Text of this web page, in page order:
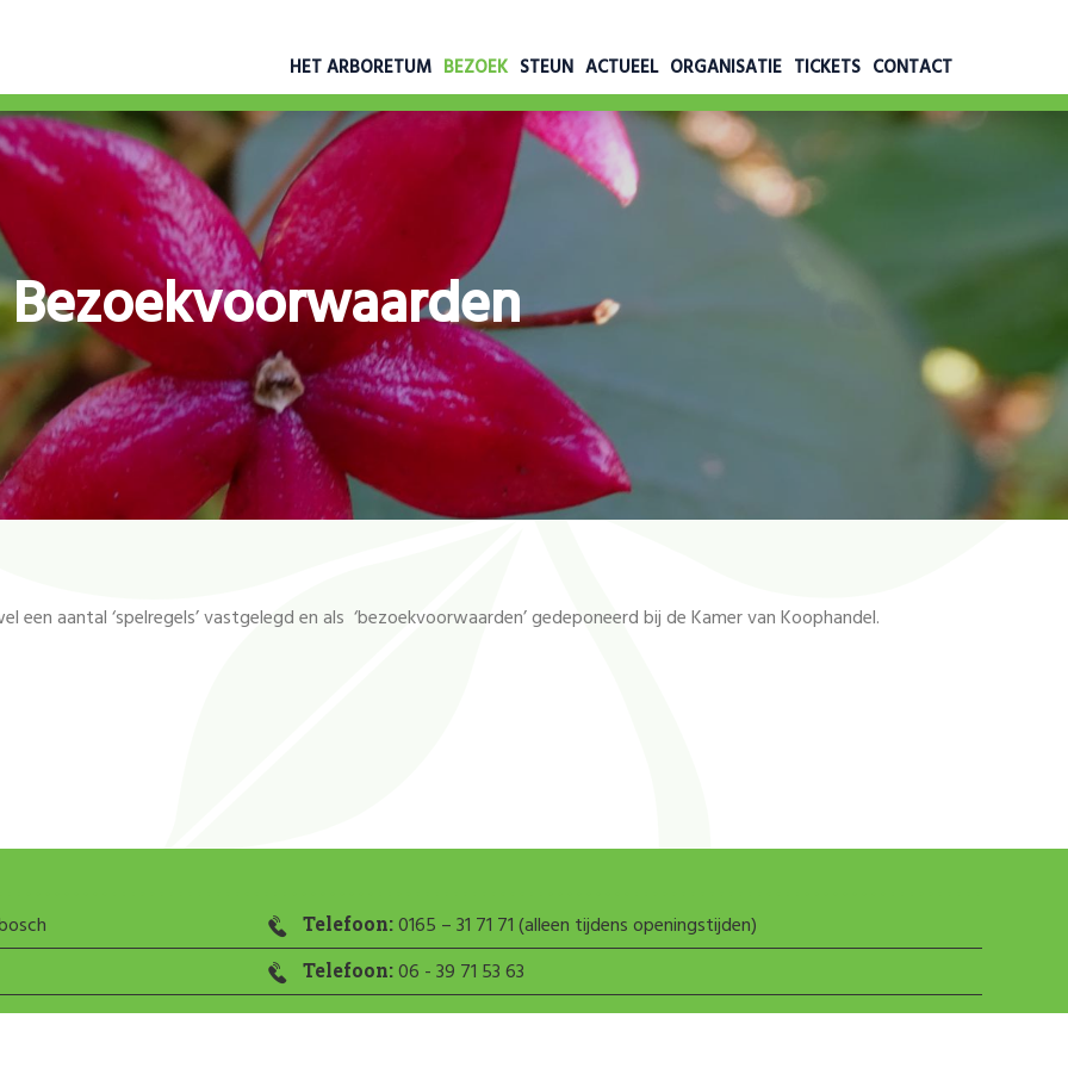
HET ARBORETUM BEZOEK STEUN ACTUEEL ORGANISATIE TICKETS CONTACT
Bezoekvoorwaarden
een aantal ‘spelregels’ vastgelegd en als ‘bezoekvoorwaarden’ gedeponeerd bij de Kamer van Koophandel.
Telefoon:0165 – 31 71 71 (alleen tijdens openingstijden)
Telefoon:06 - 39 71 53 63